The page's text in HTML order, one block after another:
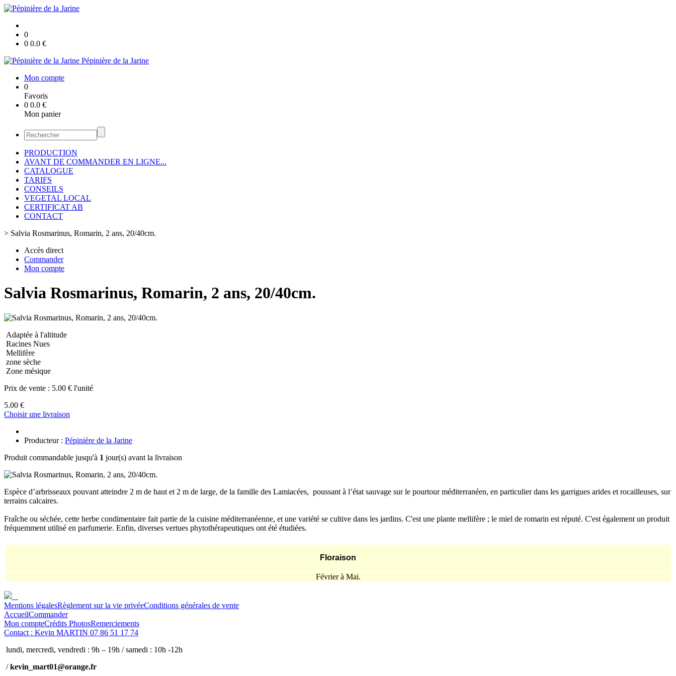
0
0 0.0 €
Pépinière de la Jarine
Mon compte
0
Favoris
0 0.0 €
Mon panier
PRODUCTION
AVANT DE COMMANDER EN LIGNE...
CATALOGUE
TARIFS
CONSEILS
VEGETAL LOCAL
CERTIFICAT AB
CONTACT
> Salvia Rosmarinus, Romarin, 2 ans, 20/40cm.
Accès direct
Commander
Mon compte
Salvia Rosmarinus, Romarin, 2 ans, 20/40cm.
Adaptée à l'altitude
Racines Nues
Mellifère
zone sèche
Zone mésique
Prix de vente : 5.00 € l'unité
5.00 €
Choisir une livraison
Producteur : Pépinière de la Jarine
Produit commandable jusqu'à 1 jour(s) avant la livraison
Espèce d’arbrisseaux pouvant atteindre 2 m de haut et 2 m de large, de la famille des Lamiacées, poussant à l’état sauvage sur le pourtour méditerranéen, en particulier dans les garrigues arides et rocailleuses, sur
terrains calcaires.
Fraîche ou séchée, cette herbe condimentaire fait partie de la cuisine méditerranéenne, et une variété se cultive dans les jardins. C'est une plante mellifère ; le miel de romarin est réputé. C'est également un produit
fréquemment utilisé en parfumerie. Enfin, diverses vertues phytothérapeutiques ont été étudiées.
Floraison
Février à Mai.
Mentions légalesRèglement sur la vie privéeConditions générales de vente
AccueilCommander
Mon compteCrédits PhotosRemerciements
Contact : Kevin MARTIN 07 86 51 17 74
lundi, mercredi, vendredi : 9h – 19h / samedi : 10h -12h
/kevin_mart01@orange.fr